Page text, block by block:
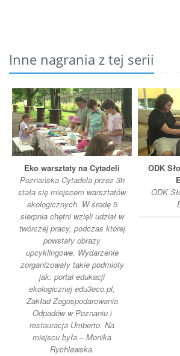
Inne nagrania z tej serii
Eko warsztaty na Cytadeli
Poznańska Cytadela przez 3h
stała się miejscem warsztatów
ekologicznych. W środę 5
sierpnia chętni wzięli udział w
twórczej pracy, podczas której
powstały obrazy
upcyklingowe. Wydarzenie
zorganizowały takie podmioty
jak: portal edukacji
ekologicznej edu3eco.pl,
Zakład Zagospodarowania
Odpadów w Poznaniu i
restauracja Umberto. Na
miejscu była – Monika
Rychlewska.
ODK
ODK